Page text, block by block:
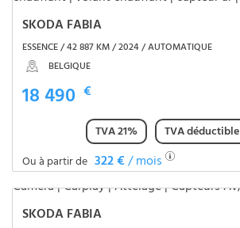
SKODA FABIA
ESSENCE / 42 887 KM / 2024 / AUTOMATIQUE
BELGIQUE
18 490 €
TVA 21%
TVA déductible
Ou à partir de 322 €/ mois
SKODA FABIA